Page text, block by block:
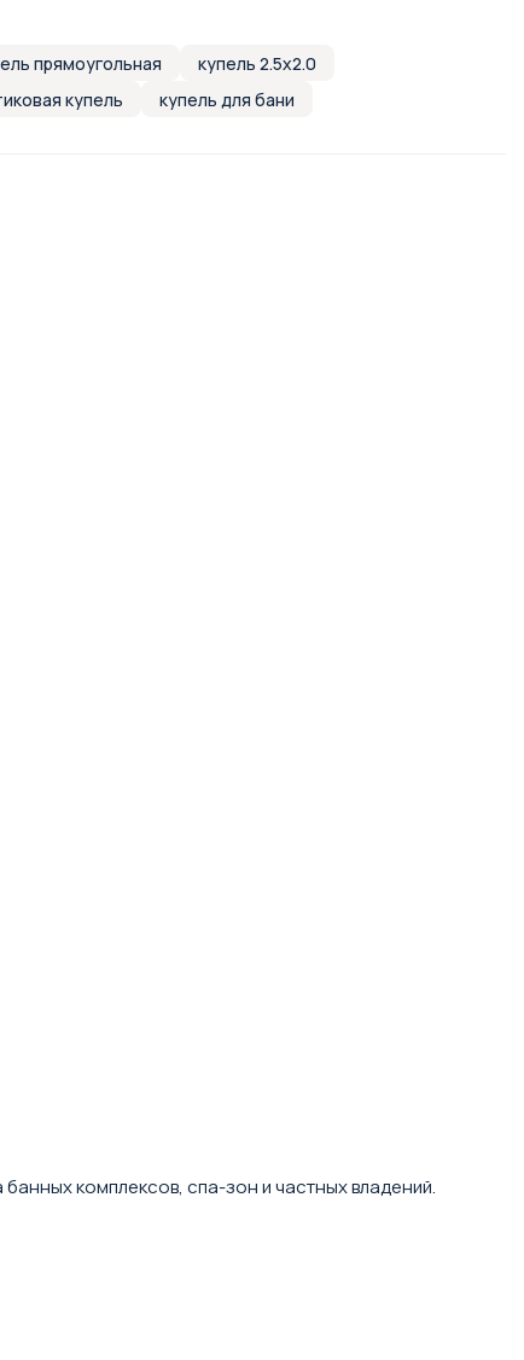
прямоугольная
купель 2.5х2.0
купель купель для бани
комплексов, спа-зон и частных владений.